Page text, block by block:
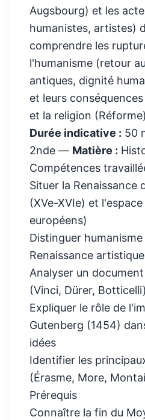
Augsbourg) et les
humanistes, artistes)
comprendre les
l'humanisme (retour
antiques, dignité
et leurs
et la religion
Durée indicative : 50
2nde — Matière :
Compétences
Situer la Renaissance
(XVe-XVIe) et
européens)
Distinguer
Renaissance artistique
Analyser un
(Vinci, Dürer, Botticelli)
Expliquer le rôle de
Gutenberg (1454)
idées
Identifier les
(Érasme, More,
Prérequis
Connaître la fin du